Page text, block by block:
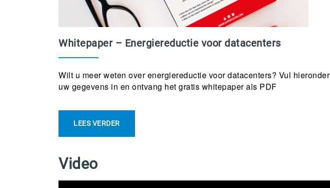
Whitepaper – Energiereductie voor datacenters
Wilt u meer weten over energiereductie voor datacenters? Vul hieronder
uw gegevens in en ontvang het gratis whitepaper als PDF
LEES VERDER
Video